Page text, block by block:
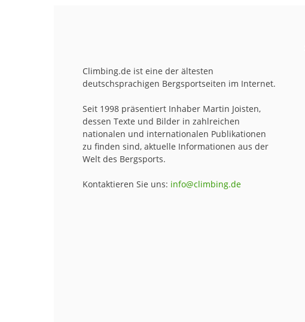
Climbing.de ist eine der ältesten
deutschsprachigen Bergsportseiten im Internet.
Seit 1998 präsentiert Inhaber Martin Joisten,
dessen Texte und Bilder in zahlreichen
nationalen und internationalen Publikationen
zu finden sind, aktuelle Informationen aus der
Welt des Bergsports.
Kontaktieren Sie uns: info@climbing.de